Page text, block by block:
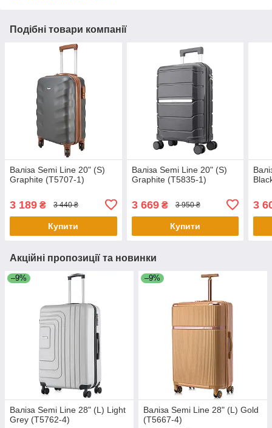
Подібні товари компанії
Валіза Semi Line 20" (S)
Graphite (T5707-1)
3 189 ₴ 3 440 ₴
Купити
Валіза Semi Line 20" (S)
Graphite (T5835-1)
3 669₴ 3 950 ₴
Купити
3
Акційні пропозиції та новинки
–9%
Валіза Semi Line 28" (L) Light
Grey (T5762-4)
–9%
Валіза Semi Line 28" (L) Gold
(T5667-4)